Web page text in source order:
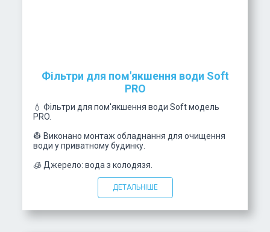
Фільтри для пом'якшення води Soft
PRO
💧 Фільтри для пом'якшення води Soft модель
PRO.
👷 Виконано монтаж обладнання для очищення
води у приватному будинку.
🧊 Джерело: вода з колодязя.
ДЕТАЛЬНІШЕ